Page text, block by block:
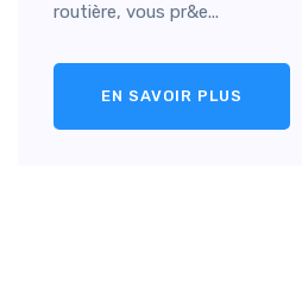
routière, vous pr&e...
EN SAVOIR PLUS